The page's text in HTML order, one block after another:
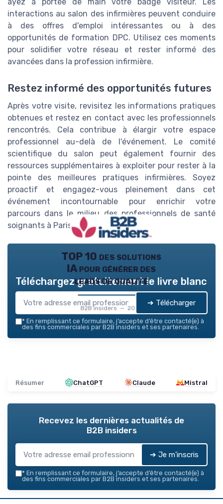
interactions au salon des infirmières peuvent conduire
à des offres d'emploi intéressantes ou à des
opportunités de formation DPC. Utilisez ces moments
pour solidifier votre réseau et rester informé des
avancées dans la profession infirmière.
Restez informé des opportunités futures
Après votre visite, revisitez les informations pratiques
obtenues et restez en contact avec les professionnels
rencontrés. Cela contribue à élargir votre espace
professionnel au-delà de l'événement. Le comité
scientifique du salon peut également fournir des
ressources supplémentaires à exploiter pour rester à la
pointe des meilleures pratiques infirmières. Soyez
proactif et engagez-vous pleinement dans cet
événement incontournable pour enrichir votre
parcours dans le milieu des professionnels de santé
soignants à Paris.
TOP 10 des solutions
IA pour générer des
leads de qualité
B2B insiders — 2026
Téléchargez gratuitement le livre blanc
➔ Télécharger
* En remplissant ce formulaire, j’accepte d’être contacté(e) à
des fins commerciales par B2B insiders et ses partenaires.
Résumer ChatGPT Claude Mistral
Recevez les dernières actualités de
B2B insiders
➔ Je m'inscris
* En remplissant ce formulaire, j’accepte d’être contacté(e) à
des fins commerciales par B2B insiders et ses partenaires.